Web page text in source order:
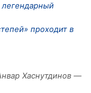
легендарный
проходит в
Хаснутдинов —